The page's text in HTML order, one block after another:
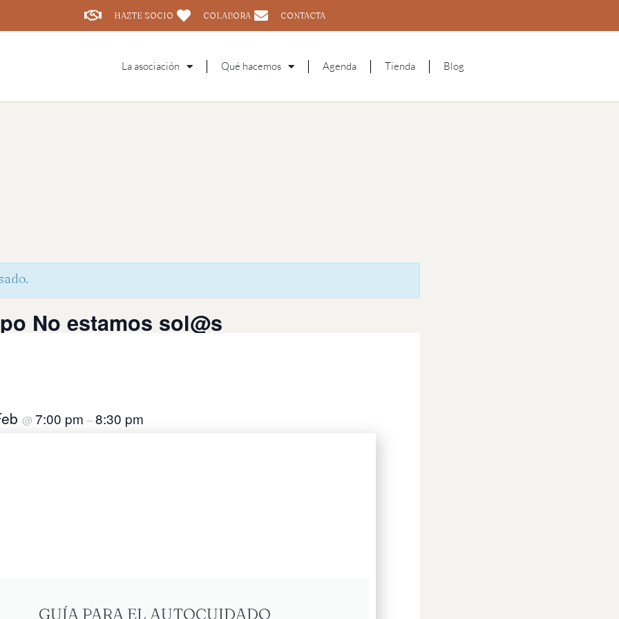
HAZTE SOCIO COLABORA CONTACTA
La asociación Qué hacemos Agenda Tienda Blog
No estamos sol@s
@ 7:00 pm –8:30 pm
GUÍA PARA EL AUTOCUIDADO